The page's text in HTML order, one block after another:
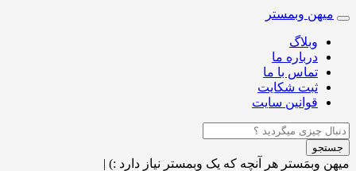
Toggle
navigation
میهن وبمستر
وبلاگ
درباره ما
تماس با ما
ثبت شکایت
قوانین سایت
جستجو
میهن وِبمَستر هر آنچه که یک وبمستر نیاز دارد :) |